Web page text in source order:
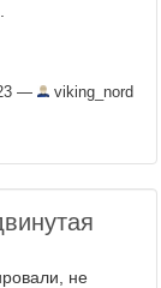
— viking_nord
не